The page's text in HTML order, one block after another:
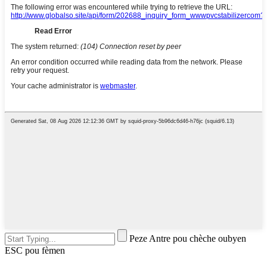
Peze Antre pou chèche oubyen
ESC pou fèmen